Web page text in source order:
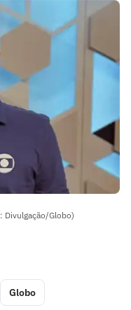
Divulgação/Globo)
Globo